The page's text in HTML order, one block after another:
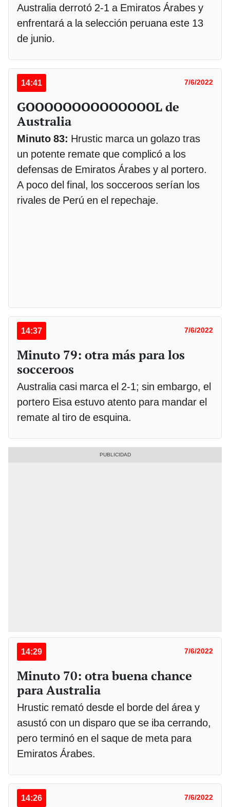
Australia derrotó 2-1 a Emiratos Árabes y
enfrentará a la selección peruana este 13
de junio.
14:41 7/6/2022
GOOOOOOOOOOOOOOL de
Australia
Minuto 83: Hrustic marca un golazo tras
un potente remate que complicó a los
defensas de Emiratos Árabes y al portero.
A poco del final, los socceroos serían los
rivales de Perú en el repechaje.
14:37 7/6/2022
Minuto 79: otra más para los
socceroos
Australia casi marca el 2-1; sin embargo, el
portero Eisa estuvo atento para mandar el
remate al tiro de esquina.
14:29 7/6/2022
Minuto 70: otra buena chance
para Australia
Hrustic remató desde el borde del área y
asustó con un disparo que se iba cerrando,
pero terminó en el saque de meta para
Emiratos Árabes.
14:26 7/6/2022